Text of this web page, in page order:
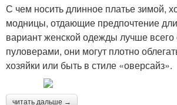
С чем носить длинное платье зимой,
модницы, отдающие предпочтение
вариант женской одежды лучше всего
пуловерами, они могут плотно
хозяйки или быть в стиле «оверсайз».
читать дальше →